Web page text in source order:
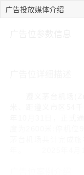
广告投放媒体介绍
年10月31日，正
度为2600米;停机
年。 2025年4月1